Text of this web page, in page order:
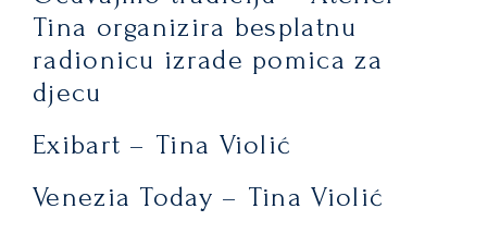
Tina organizira besplatnu
radionicu izrade pomica za
djecu
Exibart – Tina Violić
Venezia Today – Tina Violić